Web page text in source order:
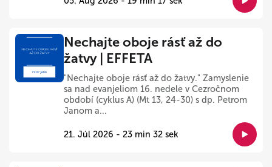
Nechajte oboje rásť až do
žatvy | EFFETA
"Nechajte oboje rásť až do žatvy." Zamyslenie
sa nad evanjeliom 16. nedele v Cezročnom
období (cyklus A) (Mt 13, 24-30) s dp. Petrom
Janom a...
21. Júl 2026 - 23 min 32 sek